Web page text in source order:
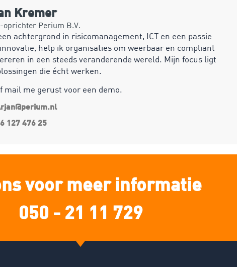
Kremer
oprichter Perium B.V.
achtergrond in risicomanagement, ICT en een passie
help ik organisaties om weerbaar en compliant
in een steeds veranderende wereld. Mijn focus ligt
die écht werken.
mail me gerust voor een demo.
127 476 25
voor meer informatie
050 - 21 11 729